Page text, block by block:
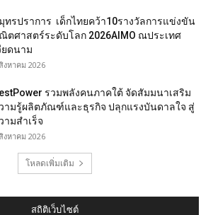
ทรปราการ เด็กไทยคว้า10รางวัลการแข่งขัน
ตศาสตร์ระดับโลก 2026AIMO ณประเทศ
ยดนาม
งหาคม 2026
รวมพลังคนภาคใต้ จัดสัมมนาเสริม
ามรู้ผลิตภัณฑ์และธุรกิจ ปลุกแรงบันดาลใจ สู่
ามสำเร็จ
งหาคม 2026
โหลดเพิ่มเติม
สถิติเว็บไซต์